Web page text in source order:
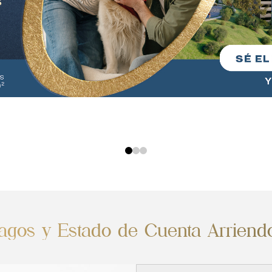
y Estado de Cuenta